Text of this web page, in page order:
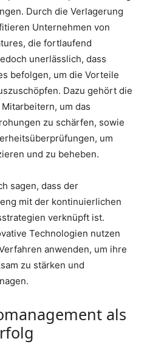
Durch die Verlagerung
Unternehmen von
die fortlaufend
unerlässlich, dass
befolgen, um die Vorteile
Dazu gehört die
um das
zu schärfen, sowie
um
und zu beheben.
sagen, dass der
mit der kontinuierlichen
verknüpft ist.
Technologien nutzen
anwenden, um ihre
zu stärken und
als